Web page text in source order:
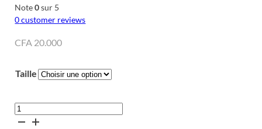
Note0sur 5
0customer reviews
CFA 20.000
Taille
quantité
de